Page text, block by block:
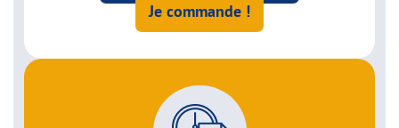
Je commande !